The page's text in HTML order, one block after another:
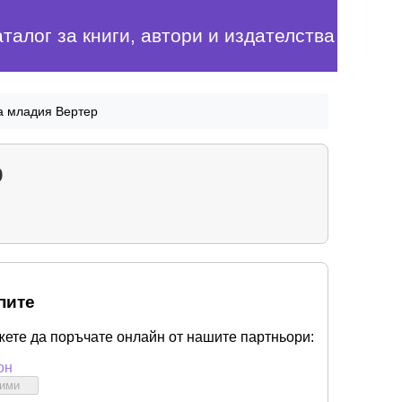
за книги, автори и издателства
младия Вертер
да поръчате онлайн от нашите партньори: